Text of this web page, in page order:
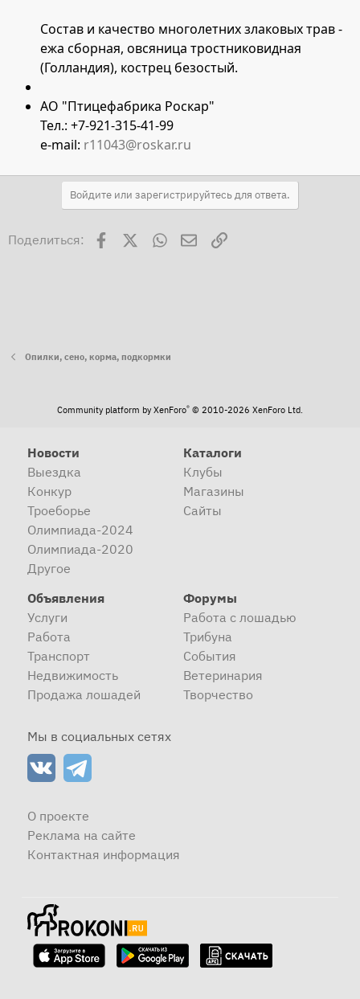
Состав и качество многолетних злаковых трав -
ежа сборная, овсяница тростниковидная
(Голландия), кострец безостый.
АО "Птицефабрика Роскар"
Тел.: +7-921-315-41-99
e-mail: r11043@roskar.ru
Войдите или зарегистрируйтесь для ответа.
Поделиться: Facebook WhatsAppЭлектронная почта
Ссылка
Опилки, сено, корма, подкормки
Community platform by XenForo® © 2010-2026 XenForo Ltd.
Новости
Выездка
Конкур
Троеборье
Олимпиада-2024
Олимпиада-2020
Другое
Каталоги
Клубы
Магазины
Сайты
Объявления
Услуги
Работа
Транспорт
Недвижимость
Продажа лошадей
Форумы
Работа с лошадью
Трибуна
События
Ветеринария
Творчество
Мы в социальных сетях
О проекте
Реклама на сайте
Контактная информация